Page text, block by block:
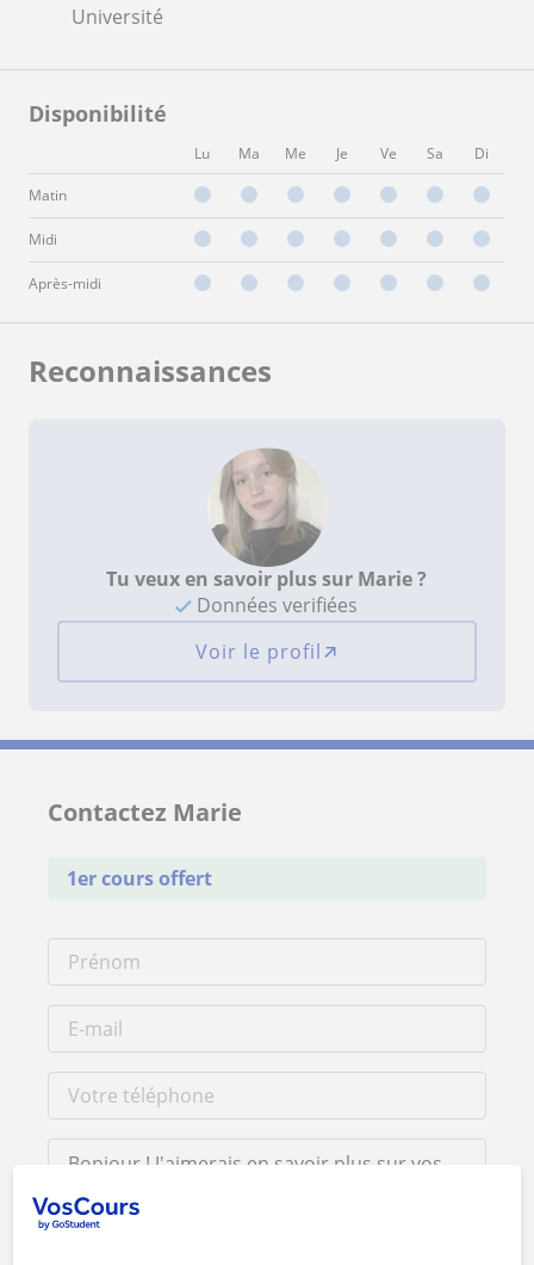
Université
Disponibilité
Lu Ma Me Je Ve Sa Di
Matin
Midi
Après-midi
Reconnaissances
Tu veux en savoir plus sur Marie ?
Données verifiées
Voir le profil
Contactez Marie
1er cours offert